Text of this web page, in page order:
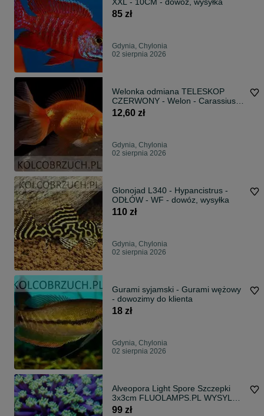
XXL - 10CM - dowóz, wysyłka
85 zł
Gdynia, Chylonia
02 sierpnia 2026
Welonka odmiana TELESKOP
CZERWONY - Welon - Carassius -
dowóz, wysyłka
12,60 zł
Gdynia, Chylonia
02 sierpnia 2026
Glonojad L340 - Hypancistrus -
ODŁÓW - WF - dowóz, wysyłka
110 zł
Gdynia, Chylonia
02 sierpnia 2026
Gurami syjamski - Gurami wężowy
- dowozimy do klienta
18 zł
Gdynia, Chylonia
02 sierpnia 2026
Alveopora Light Spore Szczepki
3x3cm FLUOLAMPS.PL WYSYLKI
(PROMOCJA)
99 zł